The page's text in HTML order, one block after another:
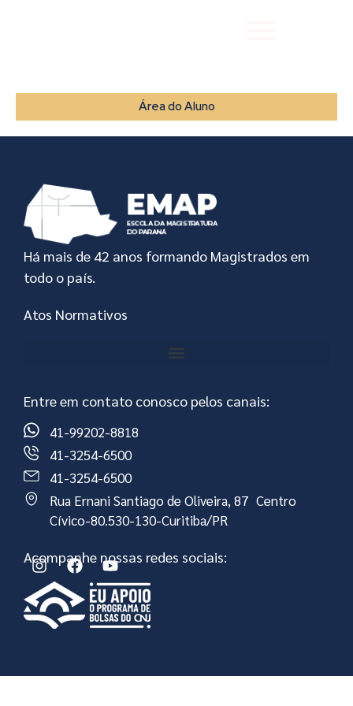
Área do Aluno
Há mais de 42 anos formando Magistrados em
todo o país.
Atos Normativos
Entre em contato conosco pelos canais:
41-99202-8818
41-3254-6500
41-3254-6500
Rua Ernani Santiago de Oliveira, 87 Centro
Cívico-80.530-130-Curitiba/PR
Acompanhe nossas redes sociais: